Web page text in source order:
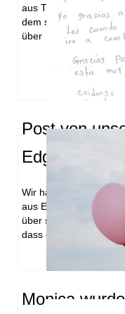
aus Timor-Leste
dem sie mit ihrer
über …
Weiterlesen
Post von
Edgar
Wir haben wieder
aus El Salvador
über seine Nachricht
dass es …
Weiterlesen
Monica